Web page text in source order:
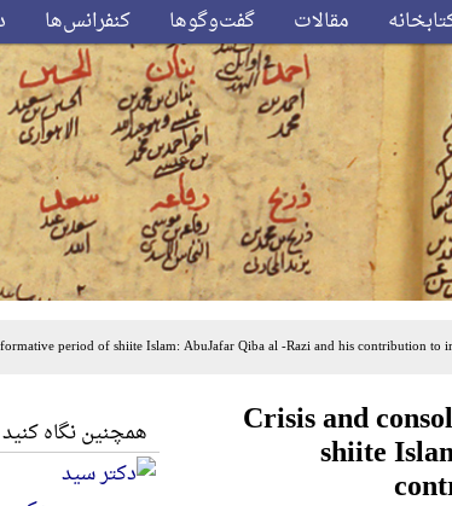
مقالات گفت‌وگوها کنفرانس‌ها
Crisis and
shiite همچنین نگاه کنید